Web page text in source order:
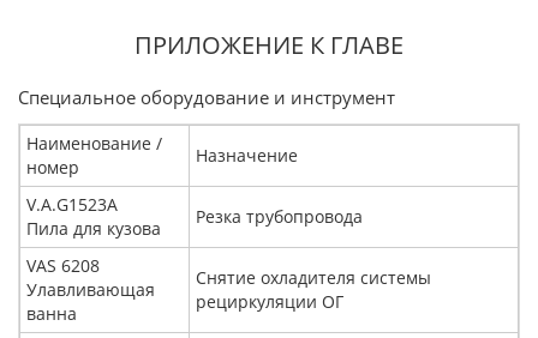
ПРИЛОЖЕНИЕ К ГЛАВЕ
Специальное оборудование и инструмент
Наименование /
номер
Назначение
V.A.G1523A
Пила для кузoвa
Резка трубопровода
VAS 6208
Улaвливaющaя
вaннa
Снятие охладителя cиcтeмы
рeциркуляции OГ